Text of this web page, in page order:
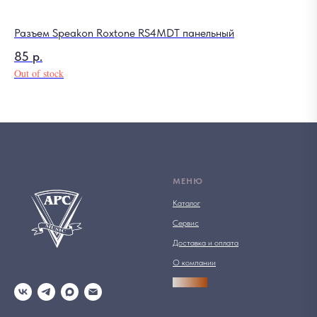
Разъем Speakon Roxtone RS4MDT панельный
85 р.
Out of stock
МЕНЮ
Каталог
Сервис
Доставка и оплата
О компании